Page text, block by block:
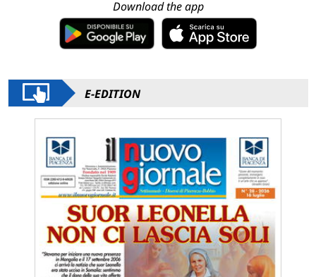
Download the app
E-EDITION